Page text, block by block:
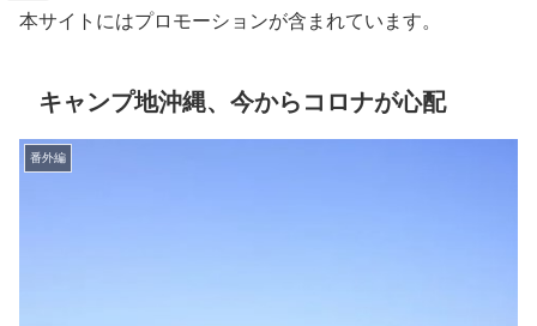
本サイトにはプロモーションが含まれています。
キャンプ地沖縄、今からコロナが心配
番外編